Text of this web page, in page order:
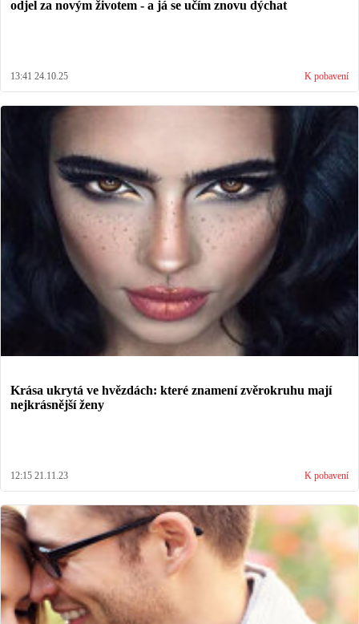
odjel za novým životem - a já se učím znovu dýchat
13:41 24.10.25 K pobavení
Krása ukrytá ve hvězdách: které znamení zvěrokruhu mají
nejkrásnější ženy
12:15 21.11.23 K pobavení